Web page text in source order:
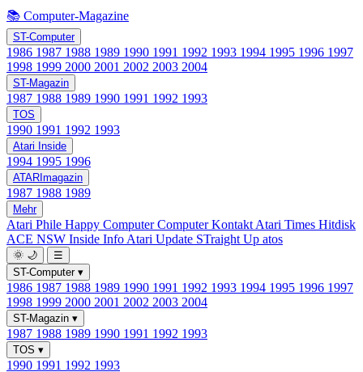
📚 Computer-Magazine
ST-Computer
1986 1987 1988 1989 1990 1991 1992 1993 1994 1995 1996 1997
1998 1999 2000 2001 2002 2003 2004
ST-Magazin
1987 1988 1989 1990 1991 1992 1993
TOS
1990 1991 1992 1993
Atari Inside
1994 1995 1996
ATARImagazin
1987 1988 1989
Mehr
Atari Phile Happy ComputerComputer Kontakt Atari Times Hitdisk
ACE NSW Inside Info Atari Update STraight Up atos
🌞 🌙
☰
ST-Computer ▾
1986 1987 1988 1989 1990 1991 1992 1993 1994 1995 1996 1997
1998 1999 2000 2001 2002 2003 2004
ST-Magazin ▾
1987 1988 1989 1990 1991 1992 1993
TOS ▾
1990 1991 1992 1993